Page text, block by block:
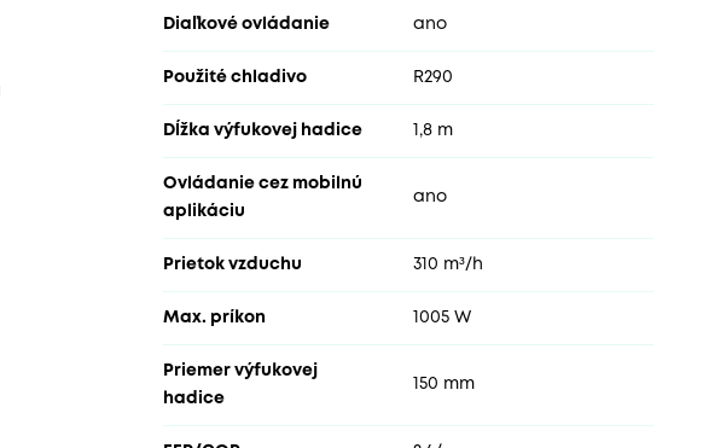
Diaľkové ovládanie ano
Použité chladivo R290
Dĺžka výfukovej hadice 1,8 m
Ovládanie cez mobilnú
aplikáciu
ano
Prietok vzduchu 310 m³/h
Max. príkon 1005 W
Priemer výfukovej
hadice
150 mm